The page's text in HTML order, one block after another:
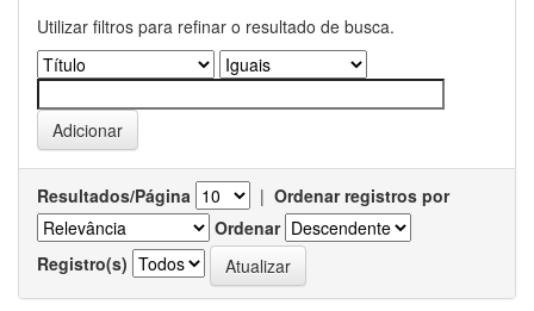
Utilizar filtros para refinar o resultado de busca.
Resultados/Página | Ordenar registros por
Ordenar
Registro(s)